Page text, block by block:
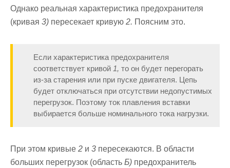
Однако ре­альная характеристика предохранителя
(кривая 3) пересе­кает кривую 2. Поясним это.
Если характеристика предо­хранителя
соответствует кривой 1, то он будет перегорать
из-за старения или при пуске двигателя. Цепь
будет отключаться при отсутствии недопустимых
перегрузок. По­этому ток плавления вставки
выбирается больше номи­нального тока нагрузки.
При этом кривые 2 и 3 пересека­ются. В области
больших перегрузок (область Б) предо­хранитель